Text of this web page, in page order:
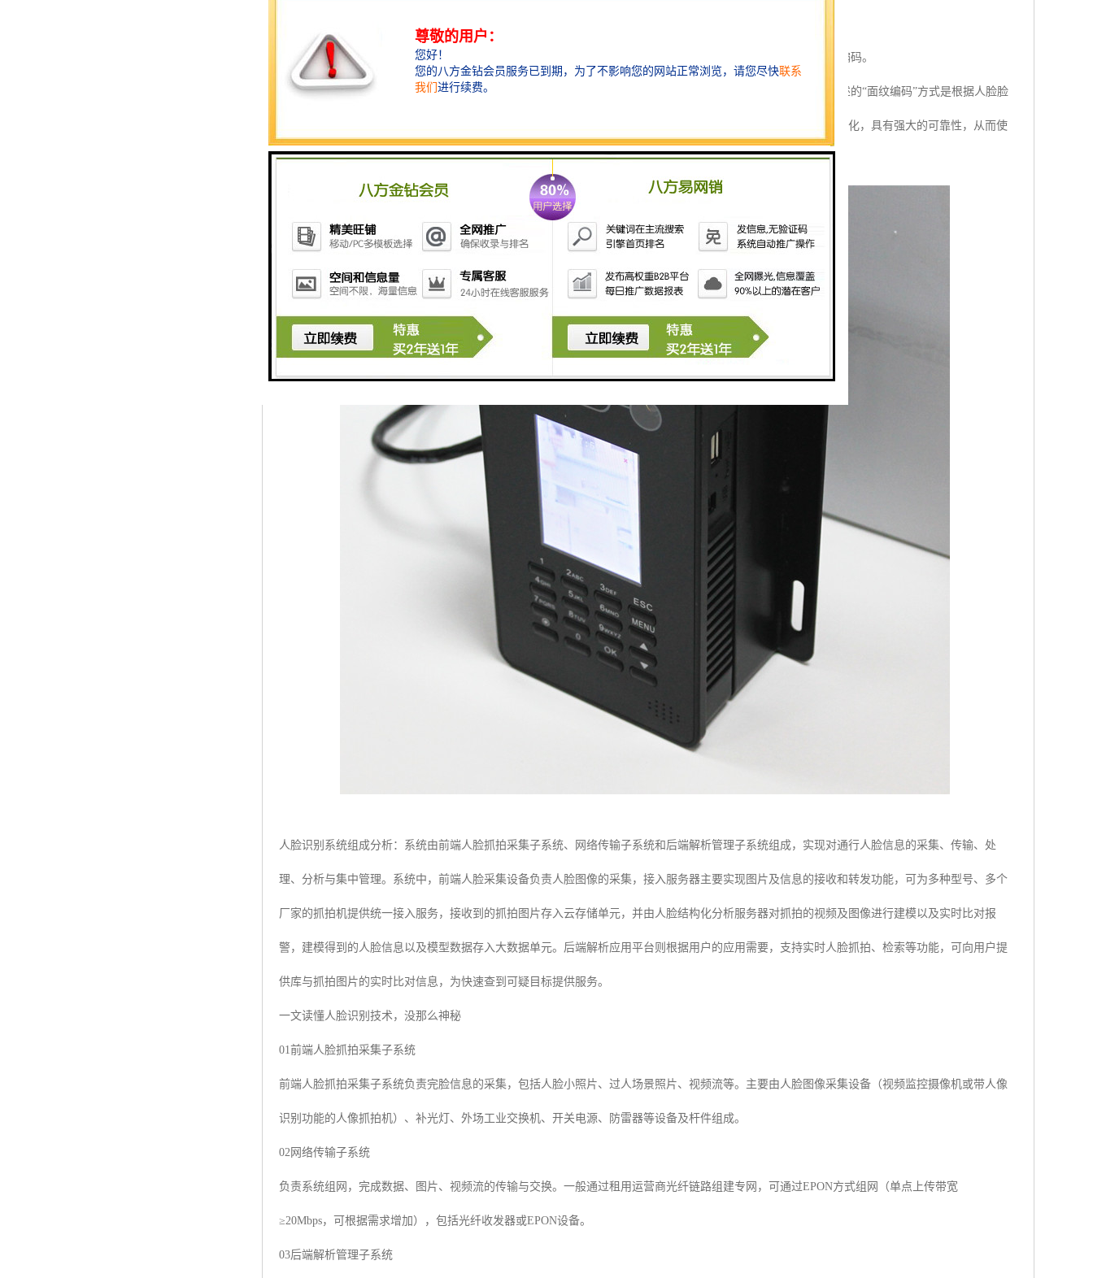
(2)获取当前的人体面像。即用摄像机捕捉的当前出入人员的面像，或取照片输入，并将当前的面像文件生成面纹编码。
(3)用当前的面纹编码与档案库存的比对。即将当前的面像的面纹编码与档案库存中的面纹编码进行检索比对。上述的“面纹编码”方式是根据人脸脸
部的本质特征和开头来工作的。这种面纹编码可以抵抗光线、皮肤色调、面部毛发、发型、眼镜、表情和姿态的变化，具有强大的可靠性，从而使
它可以从百万人中地辨认出某个人。人脸的识别过程，利用普通的图像处理设备就能自动、连续、实时地完成。
人脸识别系统组成分析：系统由前端人脸抓拍采集子系统、网络传输子系统和后端解析管理子系统组成，实现对通行人脸信息的采集、传输、处
理、分析与集中管理。系统中，前端人脸采集设备负责人脸图像的采集，接入服务器主要实现图片及信息的接收和转发功能，可为多种型号、多个
厂家的抓拍机提供统一接入服务，接收到的抓拍图片存入云存储单元，并由人脸结构化分析服务器对抓拍的视频及图像进行建模以及实时比对报
警，建模得到的人脸信息以及模型数据存入大数据单元。后端解析应用平台则根据用户的应用需要，支持实时人脸抓拍、检索等功能，可向用户提
供库与抓拍图片的实时比对信息，为快速查到可疑目标提供服务。
一文读懂人脸识别技术，没那么神秘
01前端人脸抓拍采集子系统
前端人脸抓拍采集子系统负责完脸信息的采集，包括人脸小照片、过人场景照片、视频流等。主要由人脸图像采集设备（视频监控摄像机或带人像
识别功能的人像抓拍机）、补光灯、外场工业交换机、开关电源、防雷器等设备及杆件组成。
02网络传输子系统
负责系统组网，完成数据、图片、视频流的传输与交换。一般通过租用运营商光纤链路组建专网，可通过EPON方式组网（单点上传带宽
≥20Mbps，可根据需求增加），包括光纤收发器或EPON设备。
03后端解析管理子系统